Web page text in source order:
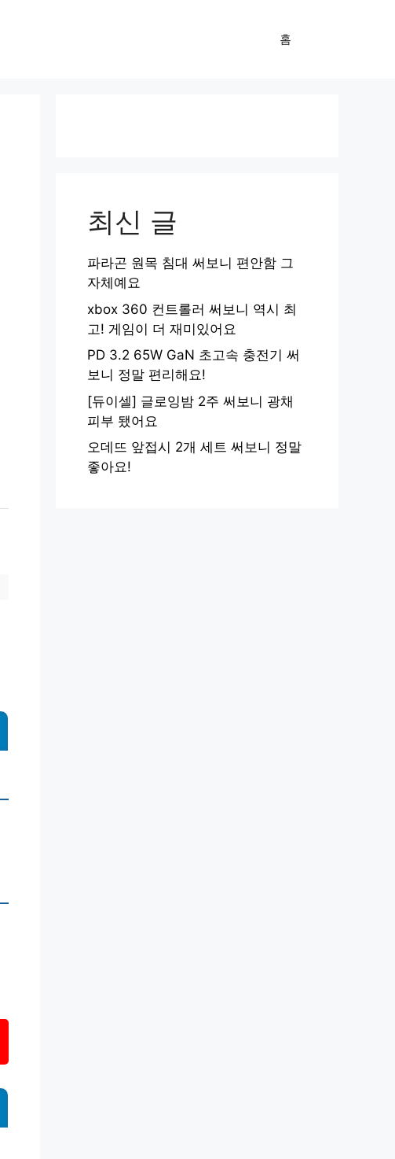
홈
최신 글
파라곤 원목 침대 써보니 편안함 그
자체예요
xbox 360 컨트롤러 써보니 역시 최
고! 게임이 더 재미있어요
PD 3.2 65W GaN 초고속 충전기 써
보니 정말 편리해요!
[듀이셀] 글로잉밤 2주 써보니 광채
피부 됐어요
오데뜨 앞접시 2개 세트 써보니 정말
좋아요!